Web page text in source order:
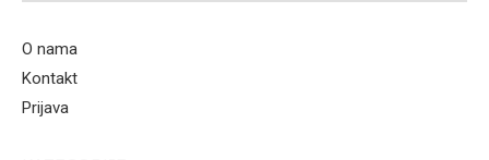
O nama
Kontakt
Prijava